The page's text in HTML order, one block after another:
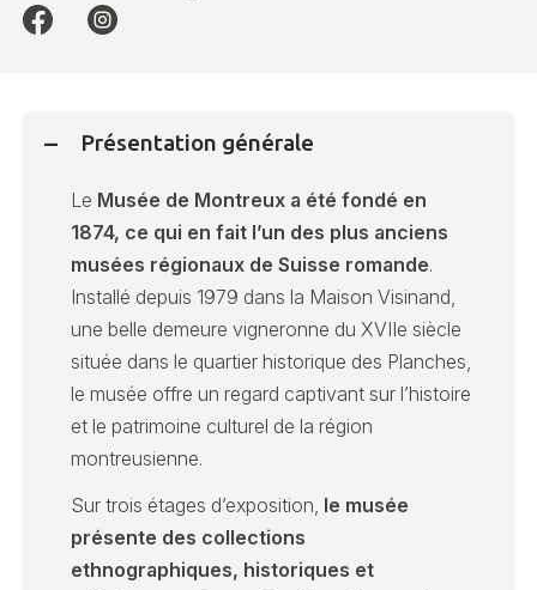
Présentation générale
Le Musée de Montreux a été fondé en
1874, ce qui en fait l’un des plus anciens
musées régionaux de Suisse romande.
Installé depuis 1979 dans la Maison Visinand,
une belle demeure vigneronne du XVIIe siècle
située dans le quartier historique des Planches,
le musée offre un regard captivant sur l’histoire
et le patrimoine culturel de la région
montreusienne.
Sur trois étages d’exposition, le musée
présente des collections
ethnographiques, historiques et